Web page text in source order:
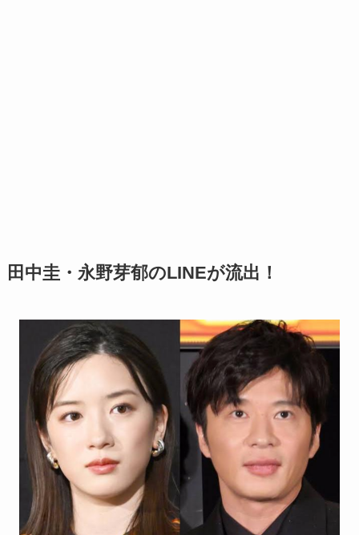
田中圭・永野芽郁のLINEが流出！